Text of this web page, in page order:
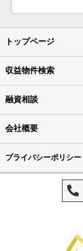
トップページ
収益物件検索
融資相談
会社概要
プライバシーポリシー